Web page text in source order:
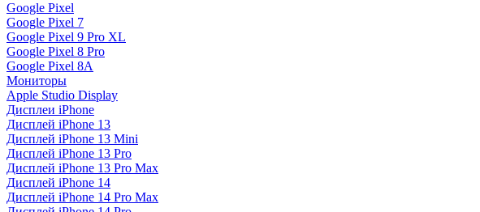
Google Pixel
Google Pixel 7
Google Pixel 9 Pro XL
Google Pixel 8 Pro
Google Pixel 8A
Мониторы
Apple Studio Display
Дисплеи iPhone
Дисплей iPhone 13
Дисплей iPhone 13 Mini
Дисплей iPhone 13 Pro
Дисплей iPhone 13 Pro Max
Дисплей iPhone 14
Дисплей iPhone 14 Pro Max